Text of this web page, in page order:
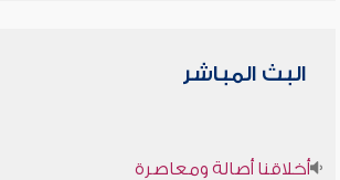
البث المباشر
أخلاقنا أصالة ومعاصرة